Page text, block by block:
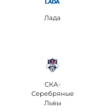
Лада
СКА-
Серебряные
Львы